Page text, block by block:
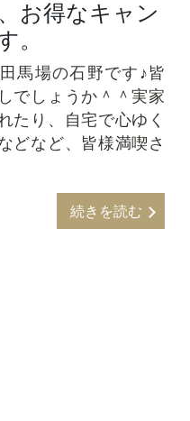
お得なキャン
。
馬場の石野です♪皆
でしょうか＾＾実家
たり、自宅で心ゆく
どなど、皆様満喫さ
続きを読む